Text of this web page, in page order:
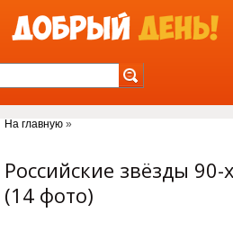
На главную »
Российские звёзды 90-
(14 фото)